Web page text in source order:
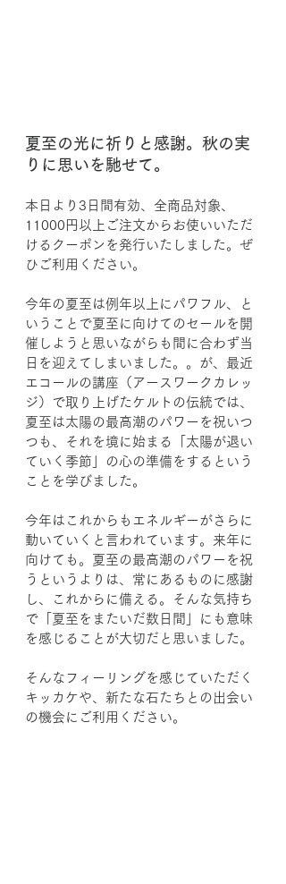
夏至の光に祈りと感謝。秋の実
りに思いを馳せて。
本日より3日間有効、全商品対象、
11000円以上ご注文からお使いいただ
けるクーポンを発行いたしました。ぜ
ひご利用ください。
今年の夏至は例年以上にパワフル、と
いうことで夏至に向けてのセールを開
催しようと思いながらも間に合わず当
日を迎えてしまいました。。が、最近
エコールの講座（アースワークカレッ
ジ）で取り上げたケルトの伝統では、
夏至は太陽の最高潮のパワーを祝いつ
つも、それを境に始まる「太陽が退い
ていく季節」の心の準備をするという
ことを学びました。
今年はこれからもエネルギーがさらに
動いていくと言われています。来年に
向けても。夏至の最高潮のパワーを祝
うというよりは、常にあるものに感謝
し、これからに備える。そんな気持ち
で「夏至をまたいだ数日間」にも意味
を感じることが大切だと思いました。
そんなフィーリングを感じていただく
キッカケや、新たな石たちとの出会い
の機会にご利用ください。